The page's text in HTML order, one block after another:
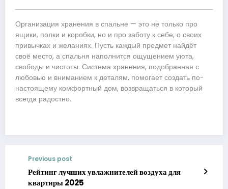
Организация хранения в спальне — это не только про
ящики, полки и коробки, но и про заботу к себе, о своих
привычках и желаниях. Пусть каждый предмет найдёт
своё место, а спальня наполнится ощущением уюта,
свободы и чистоты. Система хранения, подобранная с
любовью и вниманием к деталям, помогает создать по-
настоящему комфортный дом, возвращаться в который
всегда радостно.
Previous post
Рейтинг лучших увлажнителей воздуха для
квартиры 2025